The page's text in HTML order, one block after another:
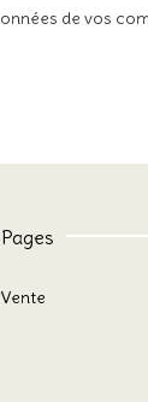
de vos
Pages